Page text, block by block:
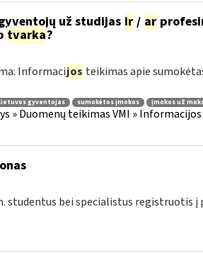
už studijas ir/ ar
tvarka?
Informacijos teikimas apie
gyventojas sumokėtos įmokos įmokos už
» Duomenų teikimas VMI »
studentus bei specialistus registruotis